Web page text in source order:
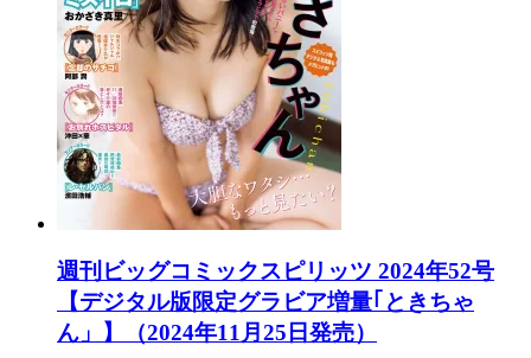
週刊ビッグコミックスピリッツ 2024年52号
【デジタル版限定グラビア増量｢ときちゃ
ん」】（2024年11月25日発売）